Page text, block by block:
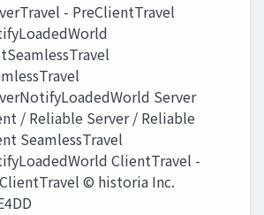
- PreClientTravel
Server
/ Reliable Server / Reliable
SeamlessTravel
ClientTravel -
© historia Inc.